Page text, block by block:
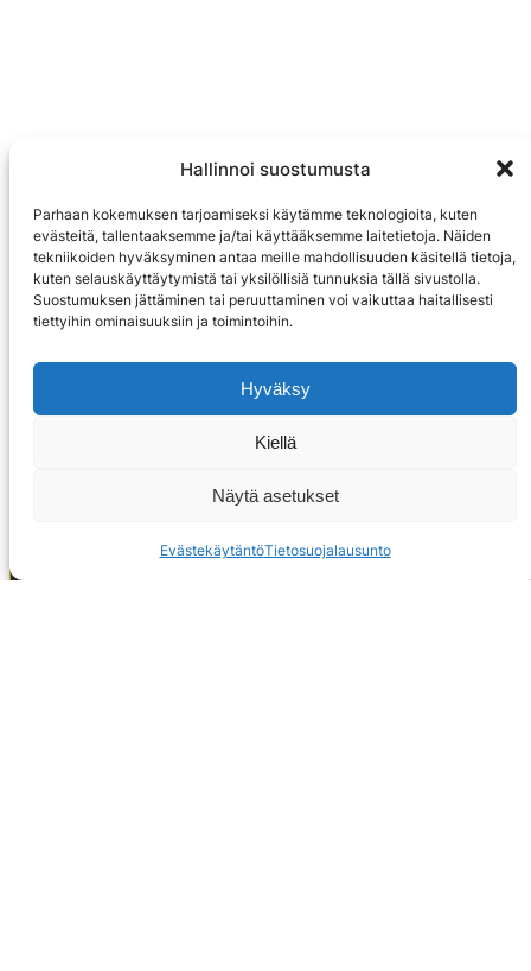
Hallinnoi suostumusta
Parhaan kokemuksen tarjoamiseksi käytämme teknologioita, kuten
evästeitä, tallentaaksemme ja/tai käyttääksemme laitetietoja. Näiden
tekniikoiden hyväksyminen antaa meille mahdollisuuden käsitellä tietoja,
kuten selauskäyttäytymistä tai yksilöllisiä tunnuksia tällä sivustolla.
Suostumuksen jättäminen tai peruuttaminen voi vaikuttaa haitallisesti
tiettyihin ominaisuuksiin ja toimintoihin.
Hyväksy
Kiellä
Näytä asetukset
EvästekäytäntöTietosuojalausunto
OTA YHTEYTTÄ